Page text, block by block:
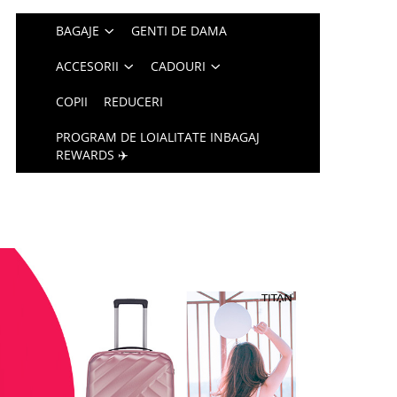
BAGAJE GENTI DE DAMA
ACCESORII CADOURI
COPII REDUCERI
PROGRAM DE LOIALITATE INBAGAJ
REWARDS ✈️